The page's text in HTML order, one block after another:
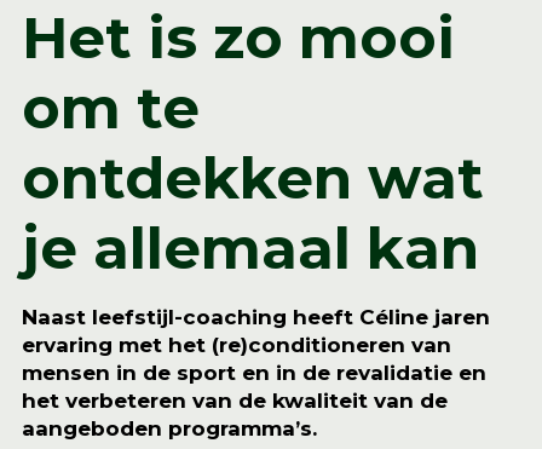
Het is zo mooi
om te
ontdekken wat
je allemaal kan
Naast leefstijl-coaching heeft Céline jaren
ervaring met het (re)conditioneren van
mensen in de sport en in de revalidatie en
het verbeteren van de kwaliteit van de
aangeboden programma’s.